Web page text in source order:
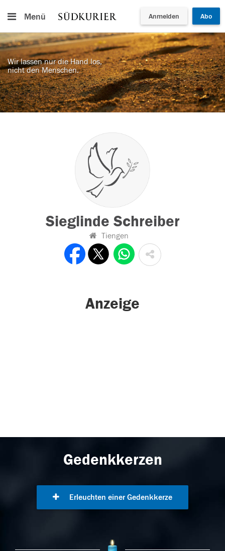
Menü Anmelden Abo
Wir lassen nur die Hand los,
nicht den Menschen.
Sieglinde Schreiber
Tiengen
Anzeige
Gedenkkerzen
Erleuchten einer Gedenkkerze